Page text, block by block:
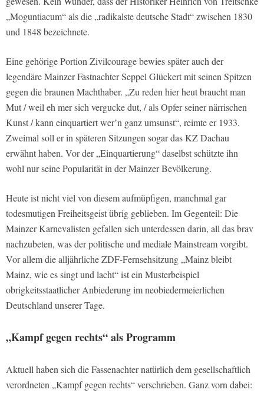
„Moguntiacum“ als die „radikalste deutsche Stadt“ zwischen 1830
und 1848 bezeichnete.
Eine gehörige Portion Zivilcourage bewies später auch der
legendäre Mainzer Fastnachter Seppel Glückert mit seinen Spitzen
gegen die braunen Machthaber. „Zu reden hier heut braucht man
Mut / weil eh mer sich vergucke dut, / als Opfer seiner närrischen
Kunst / kann einquartiert wer’n ganz umsunst“, reimte er 1933.
Zweimal soll er in späteren Sitzungen sogar das KZ Dachau
erwähnt haben. Vor der „Einquartierung“ daselbst schützte ihn
wohl nur seine Popularität in der Mainzer Bevölkerung.
Heute ist nicht viel von diesem aufmüpfigen, manchmal gar
todesmutigen Freiheitsgeist übrig geblieben. Im Gegenteil: Die
Mainzer Karnevalisten gefallen sich unterdessen darin, all das brav
nachzubeten, was der politische und mediale Mainstream vorgibt.
Vor allem die alljährliche ZDF-Fernsehsitzung „Mainz bleibt
Mainz, wie es singt und lacht“ ist ein Musterbeispiel
obrigkeitsstaatlicher Anbiederung im neobiedermeierlichen
Deutschland unserer Tage.
„Kampf gegen rechts“ als Programm
Aktuell haben sich die Fassenachter natürlich dem gesellschaftlich
verordneten „Kampf gegen rechts“ verschrieben. Ganz vorn dabei: